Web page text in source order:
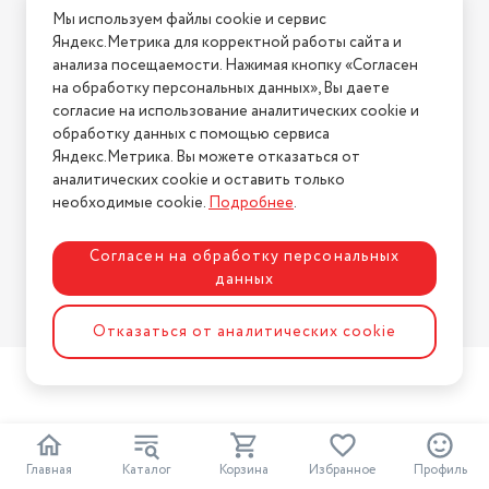
Главная Каталог Корзина Избранное Профиль
Условия возврата
Нашли ошибку на сайте? Напишите нам
2026 © Интернет-магазин "АстМаркет". У нас есть всё!
Политика конфиденциальности
Разработка сайтаASTDESIGN
Мы используем файлы cookie и сервис
Яндекс.Метрика для корректной работы сайта и
анализа посещаемости. Нажимая кнопку «Согласен
на обработку персональных данных», Вы даете
согласие на использование аналитических cookie и
обработку данных с помощью сервиса
Яндекс.Метрика. Вы можете отказаться от
аналитических cookie и оставить только
необходимые cookie.Подробнее.
Согласен на обработку персональных
данных
Отказаться от аналитических cookie